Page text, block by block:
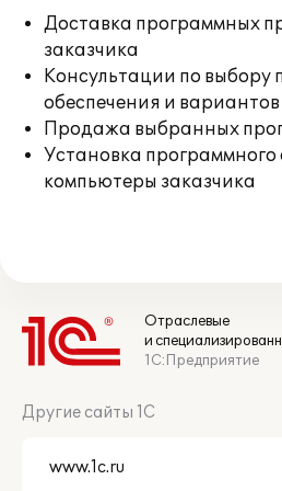
Доставка программных
заказчика
Консультации по выбору
обеспечения и
Продажа выбранных
Установка программного
компьютеры заказчика
Отраслевые
и
1С:Предприятие
Другие сайты 1С